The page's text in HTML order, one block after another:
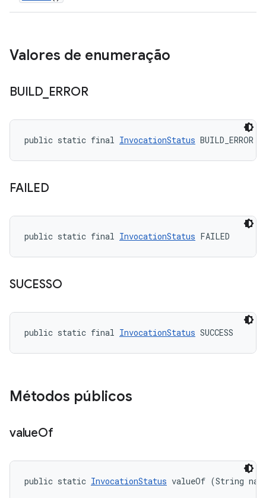
Valores de enumeração
BUILD_ ERROR
public static final InvocationStatus BUILD_ERROR
FAILED
public static final InvocationStatus FAILED
SUCESSO
public static final InvocationStatus SUCCESS
Métodos públicos
valueOf
public static InvocationStatus valueOf (String